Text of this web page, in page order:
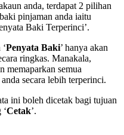
anda, terdapat 2 pilihan
pinjaman anda iaitu
Baki Terperinci’.
Penyata Baki’ hanya akan
ringkas. Manakala,
memaparkan semua
secara lebih terperinci.
ini boleh dicetak bagi tujuan
Cetak’.